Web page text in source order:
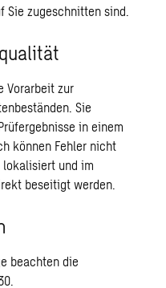
Sie zugeschnitten sind.
Vorarbeit zur
Sie
in einem
können Fehler nicht
und im
beseitigt werden.
beachten die